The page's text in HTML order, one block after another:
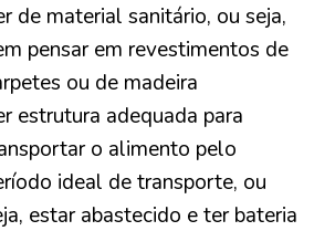
de material sanitário, ou seja,
pensar em revestimentos de
ou de madeira
estrutura adequada para
o alimento pelo
ideal de transporte, ou
estar abastecido e ter bateria